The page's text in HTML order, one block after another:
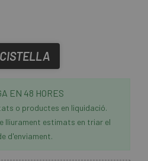
EN 48 HORES
o productes en liquidació.
lliurament estimats en triar el
d'enviament.